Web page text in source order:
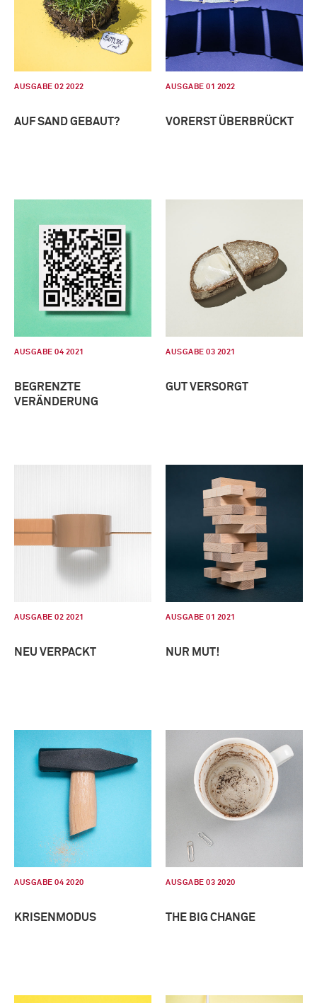
AUSGABE 02 2022
AUF SAND GEBAUT?
AUSGABE 01 2022
VORERST ÜBERBRÜCKT
AUSGABE 04 2021
BEGRENZTE
VERÄNDERUNG
AUSGABE 03 2021
GUT VERSORGT
AUSGABE 02 2021
NEU VERPACKT
AUSGABE 01 2021
NUR MUT!
AUSGABE 04 2020
KRISENMODUS
AUSGABE 03 2020
THE BIG CHANGE